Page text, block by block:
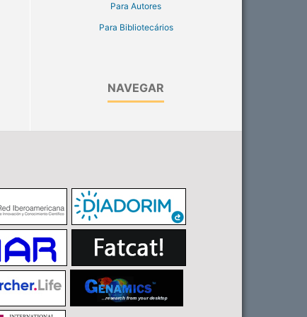
Para Autores
Para Bibliotecários
NAVEGAR